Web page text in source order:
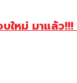
ใหม่ มาแล้ว